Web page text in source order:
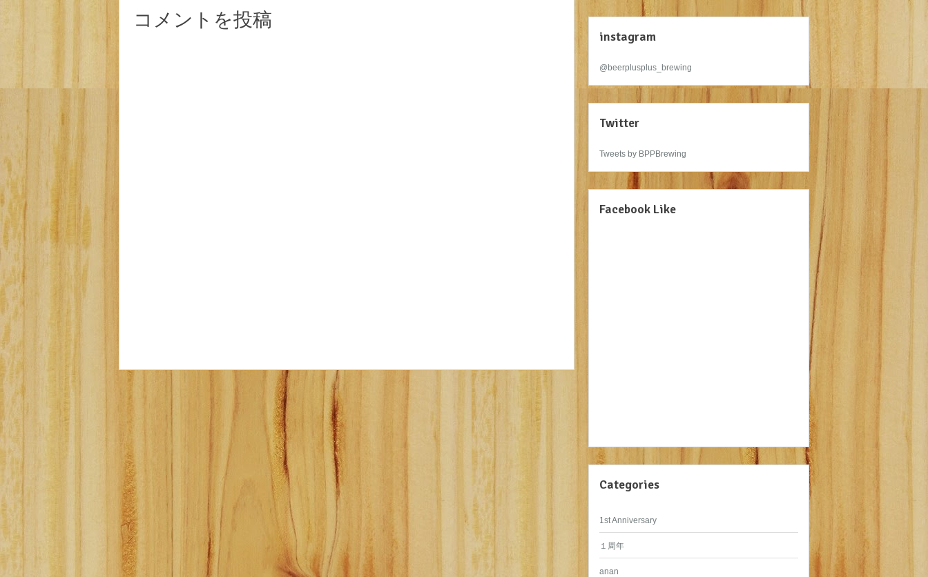
コメントを投稿
instagram
@beerplusplus_brewing
Twitter
Tweets by BPPBrewing
Facebook Like
Categories
1st Anniversary
１周年
anan